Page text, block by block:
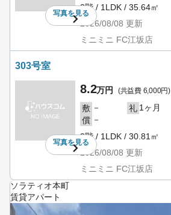
写真を見る
3階 / 1LDK / 35.64㎡
2026/08/08 更新
ミニミニ FC江坂店
303号室
写真を見る
8.2万円 (共益費 6,000円)
敷 － 礼 1ヶ月
償 －
3階 / 1LDK / 30.81㎡
2026/08/08 更新
ミニミニ FC江坂店
ソラティオ本町
賃貸アパート